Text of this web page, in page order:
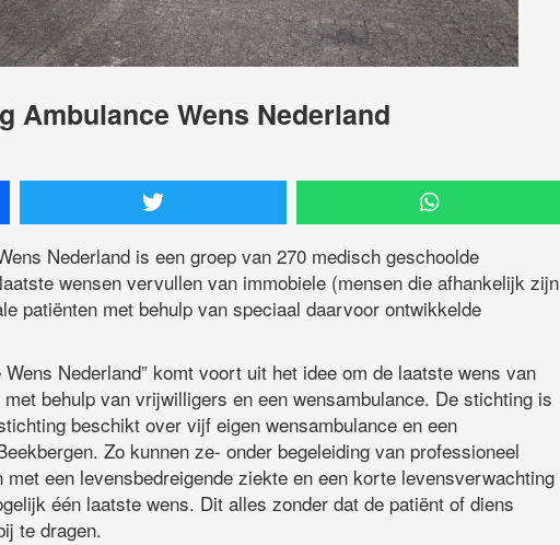
Ambulance Wens Nederland
Nederland is een groep van 270 medisch geschoolde
wensen vervullen van immobiele (mensen die afhankelijk zijn
patiënten met behulp van speciaal daarvoor ontwikkelde
Nederland” komt voort uit het idee om de laatste wens van
behulp van vrijwilligers en een wensambulance. De stichting is
beschikt over vijf eigen wensambulance en een
Zo kunnen ze- onder begeleiding van professioneel
een levensbedreigende ziekte en een korte levensverwachting
één laatste wens. Dit alles zonder dat de patiënt of diens
te dragen.